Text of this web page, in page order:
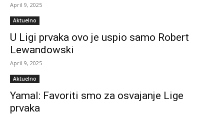
April 9, 2025
Aktuelno
U Ligi prvaka ovo je uspio samo Robert
Lewandowski
April 9, 2025
Aktuelno
Yamal: Favoriti smo za osvajanje Lige
prvaka